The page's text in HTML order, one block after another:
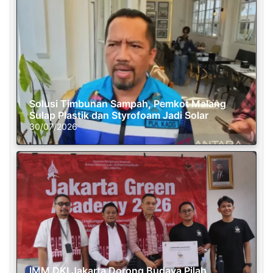
Solusi Timbunan Sampah, Pemkot Malang
Sulap Plastik dan Styrofoam Jadi Solar
30/07/2026
IMM DKI Jakarta Dorong Budaya Pilah